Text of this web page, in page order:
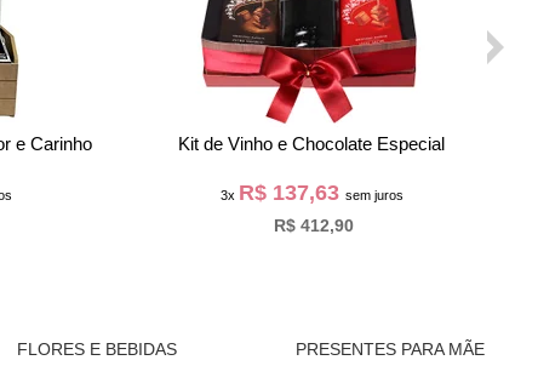
Cesta Luxo de Vinhos, Queijos e Guloseimas
3x R$ 146,63 sem juros
R$ 439,90
FLORES E BEBIDAS PRESENTES PARA MÃE